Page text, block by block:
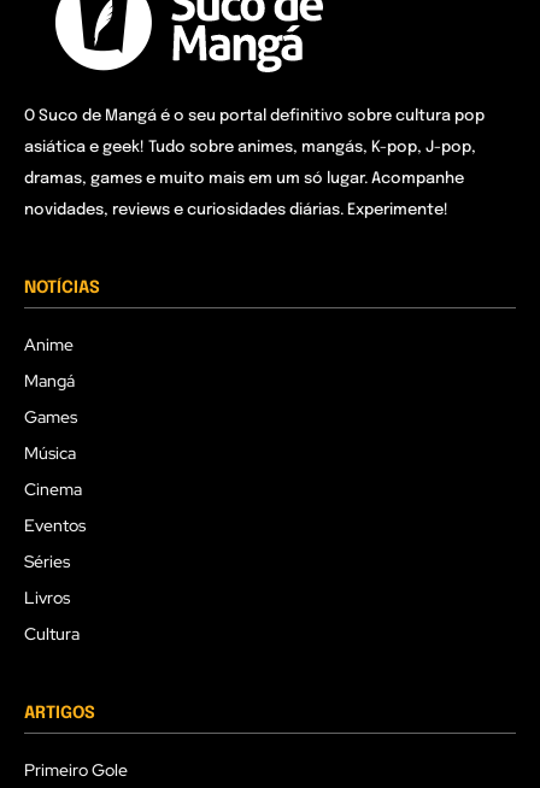
O Suco de Mangá é o seu portal definitivo sobre cultura pop
asiática e geek! Tudo sobre animes, mangás, K-pop, J-pop,
dramas, games e muito mais em um só lugar. Acompanhe
novidades, reviews e curiosidades diárias. Experimente!
NOTÍCIAS
Anime
Mangá
Games
Música
Cinema
Eventos
Séries
Livros
Cultura
ARTIGOS
Primeiro Gole